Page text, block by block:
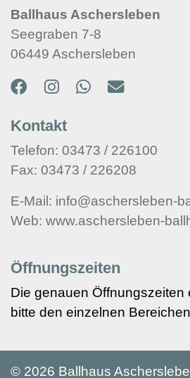
Ballhaus Aschersleben
Seegraben 7-8
06449 Aschersleben
Kontakt
Telefon: 03473 / 226100
Fax: 03473 / 226208
E-Mail: info@aschersleben-
Web: www.aschersleben-
Öffnungszeiten
Die genauen Öffnungszeiten
bitte den einzelnen
© 2026 Ballhaus